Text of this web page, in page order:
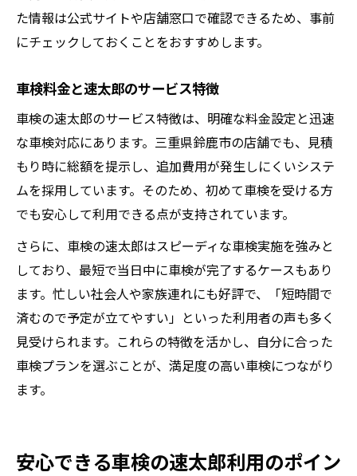
た情報は公式サイトや店舗窓口で確認できるため、事前
にチェックしておくことをおすすめします。
車検料金と速太郎のサービス特徴
車検の速太郎のサービス特徴は、明確な料金設定と迅速
な車検対応にあります。三重県鈴鹿市の店舗でも、見積
もり時に総額を提示し、追加費用が発生しにくいシステ
ムを採用しています。そのため、初めて車検を受ける方
でも安心して利用できる点が支持されています。
さらに、車検の速太郎はスピーディな車検実施を強みと
しており、最短で当日中に車検が完了するケースもあり
ます。忙しい社会人や家族連れにも好評で、「短時間で
済むので予定が立てやすい」といった利用者の声も多く
見受けられます。これらの特徴を活かし、自分に合った
車検プランを選ぶことが、満足度の高い車検につながり
ます。
安心できる車検の速太郎利用のポイン